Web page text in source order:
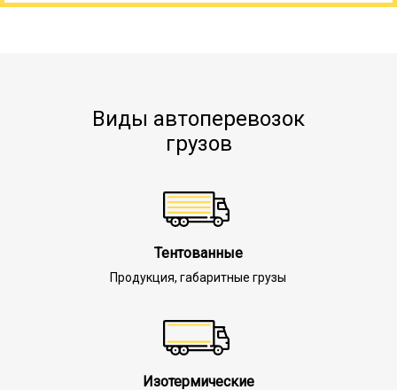
Виды автоперевозок
грузов
Тентованные
Продукция, габаритные грузы
Изотермические